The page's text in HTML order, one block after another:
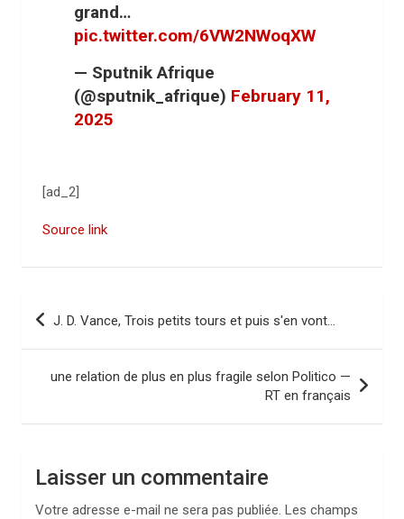
grand…
pic.twitter.com/6VW2NWoqXW
— Sputnik Afrique
(@sputnik_afrique) February 11,
2025
[ad_2]
Source link
g
J. D. Vance, Trois petits tours et puis s'en vont…
une relation de plus en plus fragile selon Politico —
RT en français
Laisser un commentaire
Votre adresse e-mail ne sera pas publiée. Les champs